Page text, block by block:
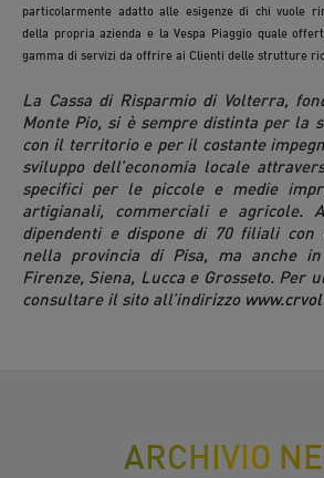
particolarmente adatto alle esigenze di chi vuole
della propria azienda e la Vespa Piaggio quale
gamma di servizi da offrire ai Clienti delle strutture
La Cassa di Risparmio di Volterra,
Monte Pio, si è sempre distinta per la
con il territorio e per il costante
sviluppo dell’economia locale
specifici per le piccole e medie
artigianali, commerciali e agricole.
dipendenti e dispone di 70 filiali
nella provincia di Pisa, ma anche
Firenze, Siena, Lucca e Grosseto. Per
consultare il sito all’indirizzo
ARCHIVIO